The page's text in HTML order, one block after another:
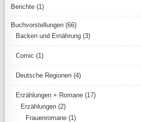
Berichte (1)
Buchvorstellungen (66)
Backen und Ernährung (3)
Comic (1)
Deutsche Regionen (4)
Erzählungen + Romane (17)
Erzählungen (2)
Frauenromane (1)